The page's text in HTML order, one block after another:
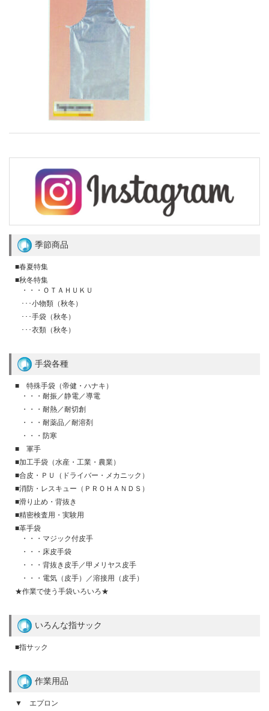
季節商品
■春夏特集
■秋冬特集
・・・ＯＴＡＨＵＫＵ
･･･小物類（秋冬）
･･･手袋（秋冬）
･･･衣類（秋冬）
手袋各種
■ 特殊手袋（帝健・ハナキ）
・・・耐振／静電／導電
・・・耐熱／耐切創
・・・耐薬品／耐溶剤
・・・防寒
■ 軍手
■加工手袋（水産・工業・農業）
■合皮・ＰＵ（ドライバー・メカニック）
■消防・レスキュー（ＰＲＯＨＡＮＤＳ）
■滑り止め・背抜き
■精密検査用・実験用
■革手袋
・・・マジック付皮手
・・・床皮手袋
・・・背抜き皮手／甲メリヤス皮手
・・・電気（皮手）／溶接用（皮手）
★作業で使う手袋いろいろ★
いろんな指サック
■指サック
作業用品
▼ エプロン